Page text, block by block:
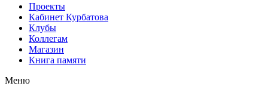
Проекты
Кабинет Курбатова
Клубы
Коллегам
Магазин
Книга памяти
Меню